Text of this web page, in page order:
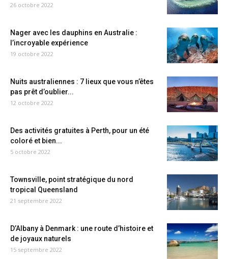
26 octobre 2022
Nager avec les dauphins en Australie :
l’incroyable expérience
19 octobre 2022
Nuits australiennes : 7 lieux que vous n’êtes
pas prêt d’oublier...
12 octobre 2022
Des activités gratuites à Perth, pour un été
coloré et bien...
5 octobre 2022
Townsville, point stratégique du nord
tropical Queensland
21 septembre 2022
D’Albany à Denmark : une route d’histoire et
de joyaux naturels
15 septembre 2022